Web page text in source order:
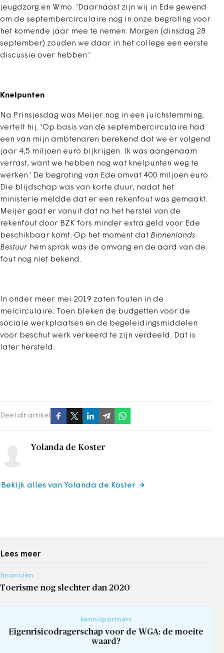
jeugdzorg en Wmo. ‘Daarnaast zijn wij in Ede gewend
om de septembercirculaire nog in onze begroting voor
het komende jaar mee te nemen. Morgen (dinsdag 28
september) zouden we daar in het college een eerste
discussie over hebben.’
Knelpunten
Na Prinsjesdag was Meijer nog in een juichstemming,
vertelt hij. ‘Op basis van de septembercirculaire had
een van mijn ambtenaren berekend dat we er volgend
jaar 4,5 miljoen euro bijkrijgen. Ik was aangenaam
verrast, want we hebben nog wat knelpunten weg te
werken.’ De begroting van Ede omvat 400 miljoen euro.
Die blijdschap was van korte duur, nadat het
ministerie meldde dat er een rekenfout was gemaakt.
Meijer gaat er vanuit dat na het herstel van de
rekenfout door BZK fors minder extra geld voor Ede
beschikbaar komt. Op het moment dat Binnenlands
Bestuur hem sprak was de omvang en de aard van de
fout nog niet bekend.
In onder meer mei 2019 zaten fouten in de
meicirculaire. Toen bleken de budgetten voor de
sociale werkplaatsen en de begeleidingsmiddelen
voor beschut werk verkeerd te zijn verdeeld. Dat is
later hersteld.
Deel dit artikel
Yolanda de Koster
Bekijk alles van Yolanda de Koster
Lees meer
financiën
Toerisme nog slechter dan 2020
kennispartners
Eigenrisicodragerschap voor de WGA: de moeite
waard?